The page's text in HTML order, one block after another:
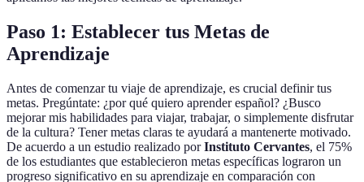
Paso 1: Establecer tus Metas de
Aprendizaje
Antes de comenzar tu viaje de aprendizaje, es crucial definir tus
metas. Pregúntate: ¿por qué quiero aprender español? ¿Busco
mejorar mis habilidades para viajar, trabajar, o simplemente disfrutar
de la cultura? Tener metas claras te ayudará a mantenerte motivado.
De acuerdo a un estudio realizado porInstituto Cervantes, el 75%
de los estudiantes que establecieron metas específicas lograron un
progreso significativo en su aprendizaje en comparación con